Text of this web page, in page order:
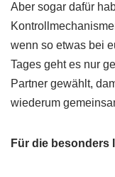
Aber sogar dafür
wenn so etwas bei
Tages geht es nur
Partner gewählt,
wiederum
Für die besonders